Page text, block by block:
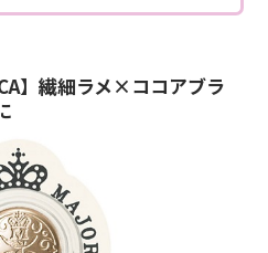
】繊細ラメ×ココアブラ